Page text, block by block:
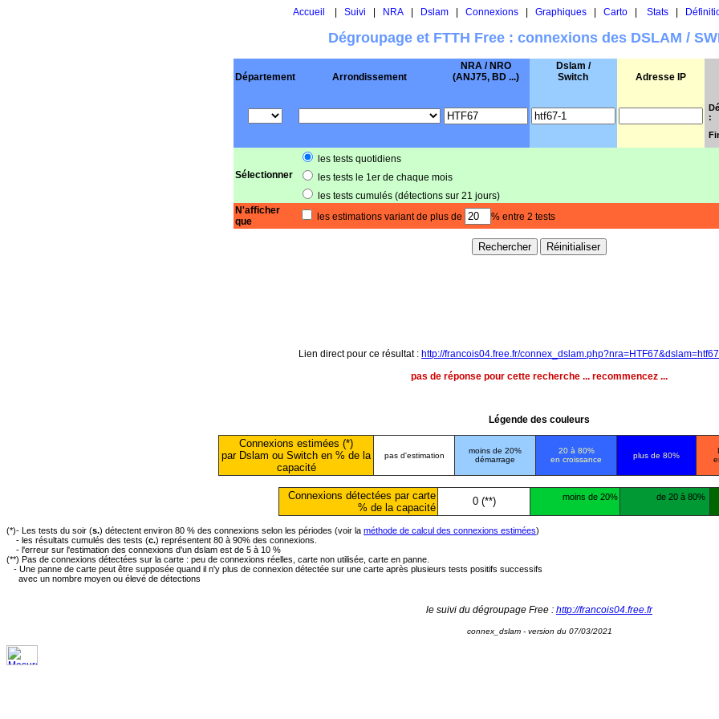
Accueil Suivi NRA| Dslam| Connexions| Graphiques| Carto| Stats|
Dégroupage et FTTH Free : connexions des DSLAM /
Département Arrondissement
NRA / NRO
(ANJ75, BD ...)
Dslam /
Switch
Adresse IP
:
Sélectionner
les tests quotidiens
les tests le 1er de chaque mois
les tests cumulés (détections sur 21 jours)
N'afficher
que
les estimations variant de plus de % entre 2 tests
Lien direct pour ce résultat : http://francois04.free.fr/
pas de réponse pour cette recherche ... recommencez ...
Légende des couleurs
Connexions estimées (*)
par Dslam ou Switch en % de la
capacité
pas d'estimation
moins de 20%
démarrage
20 à 80%
en croissance
plus de 80%
Connexions détectées par carte
% de la capacité
0 (**) moins de 20% de 20 à 80%
(*)- Les tests du soir (s.) détectent environ 80 % des connexions selon les périodes (voir la méthode de calcul des connexions estimées)
- les résultats cumulés des tests (c.) représentent 80 à 90% des connexions.
- l'erreur sur l'estimation des connexions d'un dslam est de 5 à 10 %
(**) Pas de connexions détectées sur la carte : peu de connexions réelles, carte non utilisée, carte en panne.
- Une panne de carte peut être supposée quand il n'y plus de connexion détectée sur une carte après plusieurs tests positifs successifs
avec un nombre moyen ou élevé de détections
le suivi du dégroupage Free : http://francois04.free.fr
connex_dslam - version du 07/03/2021